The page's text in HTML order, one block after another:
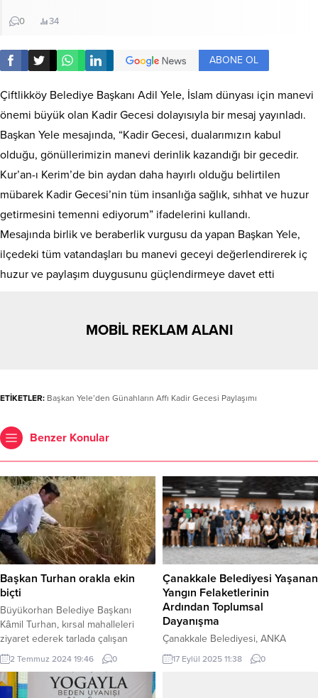
0 34
ABONE OL
Çiftlikköy Belediye Başkanı Adil Yele, İslam dünyası için manevi
önemi büyük olan Kadir Gecesi dolayısıyla bir mesaj yayınladı.
Başkan Yele mesajında, “Kadir Gecesi, dualarımızın kabul
olduğu, gönüllerimizin manevi derinlik kazandığı bir gecedir.
Kur’an-ı Kerim’de bin aydan daha hayırlı olduğu belirtilen
mübarek Kadir Gecesi’nin tüm insanlığa sağlık, sıhhat ve huzur
getirmesini temenni ediyorum” ifadelerini kullandı.
Mesajında birlik ve beraberlik vurgusu da yapan Başkan Yele,
ilçedeki tüm vatandaşları bu manevi geceyi değerlendirerek iç
huzur ve paylaşım duygusunu güçlendirmeye davet etti
MOBİL REKLAM ALANI
ETİKETLER: Başkan Yele’den Günahların Affı Kadir Gecesi Paylaşımı
Benzer Konular
Başkan Turhan orakla ekin
biçti
Büyükorhan Belediye Başkanı
Kâmil Turhan, kırsal mahalleleri
ziyaret ederek tarlada çalışan
vatandaşları ziyaret etti Hasan
YALÇIN / www.bursaekspress.com
BURSA (İGFA) – Bursa’nın
Büyükorhan ilçesi belediye başkanı
2 Temmuz 2024 19:46 0
Çanakkale Belediyesi Yaşanan
Yangın Felaketlerinin
Ardından Toplumsal
Dayanışma
Çanakkale Belediyesi, ANKA
Psikodrama Derneği, Dr. Abdülkadir
Özbek Psikodrama Dernekleri
17 Eylül 2025 11:38 0